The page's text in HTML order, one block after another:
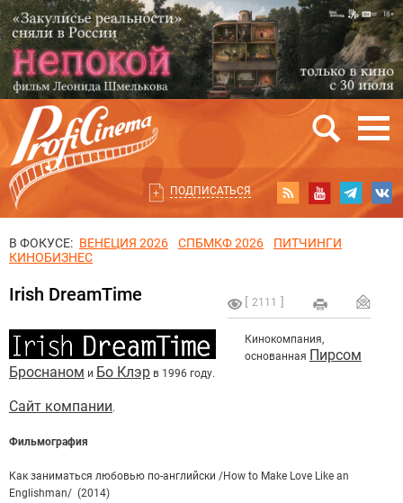
ПОДПИСАТЬСЯ
В ФОКУСЕ: ВЕНЕЦИЯ 2026 СПБМКФ 2026
ПИТЧИНГИ
КИНОБИЗНЕС
2111
Irish DreamTime
Кинокомпания,
основанная Пирсом
Броснаном и Бо Клэр в 1996 году.
Сайт компании.
Фильмография
Как заниматься любовью по-английски /How to Make Love Like an
Englishman/ (2014)